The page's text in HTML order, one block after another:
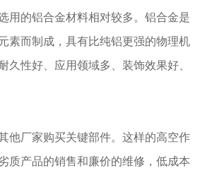
用的铝合金材料相对较多。铝合金是
素而制成，具有比纯铝更强的物理机
久性好、应用领域多、装饰效果好、
他厂家购买关键部件。这样的高空作
质产品的销售和廉价的维修，低成本